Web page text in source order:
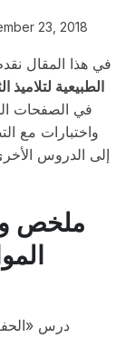
23, 2018
في هذا المقال
الطبيعية لتلاميذ
في الصفحات
واختبارات مع
إلى الدروس
ملخص
درس